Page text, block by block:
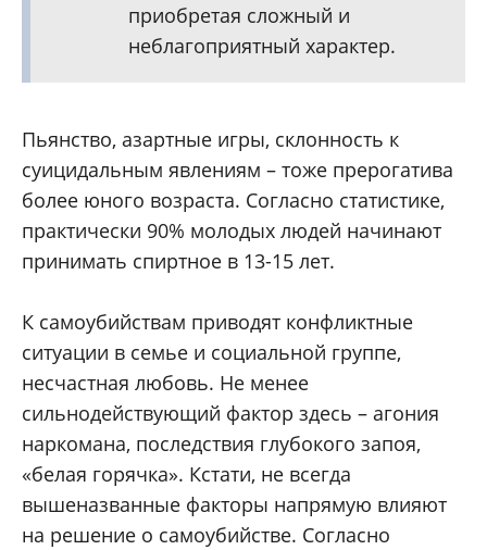
приобретая сложный и
неблагоприятный характер.
Пьянство, азартные игры, склонность к
суицидальным явлениям – тоже прерогатива
более юного возраста. Согласно статистике,
практически 90% молодых людей начинают
принимать спиртное в 13-15 лет.
К самоубийствам приводят конфликтные
ситуации в семье и социальной группе,
несчастная любовь. Не менее
сильнодействующий фактор здесь – агония
наркомана, последствия глубокого запоя,
«белая горячка». Кстати, не всегда
вышеназванные факторы напрямую влияют
на решение о самоубийстве. Согласно